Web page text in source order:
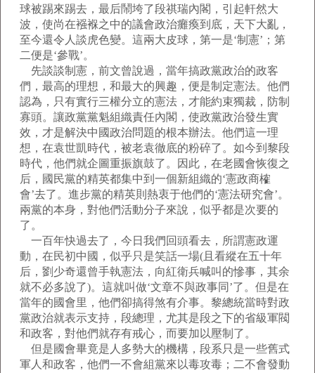
球被踢來踢去，最后鬧垮了段祺瑞內閣，引起軒然大
波，使尚在襁褓之中的議會政治癱瘓到底，天下大亂，
至今還令人談虎色變。這兩大皮球，第一是‘制憲’；第
二便是‘參戰’。
先談談制憲，前文曾說過，當年搞政黨政治的政客
們，最高的理想，和最大的興趣，便是制定憲法。他們
認為，只有實行三權分立的憲法，才能約束獨裁，防制
寡頭。讓政黨黨魁組織責任內閣，使政黨政治發生實
效，才是解決中國政治問題的根本辦法。他們這一理
想，在袁世凱時代，被老袁徹底的粉碎了。如今到黎段
時代，他們就企圖重振旗鼓了。因此，在老國會恢復之
后，國民黨的精英都集中到一個新組織的‘憲政商榷
會’去了。進步黨的精英則熱衷于他們的‘憲法研究會’。
兩黨的本身，對他們活動分子來說，似乎都是次要的
了。
一百年快過去了，今日我們回頭看去，所謂憲政運
動，在民初中國，似乎只是笑話一場(且看縱在五十年
后，劉少奇還曾手執憲法，向紅衛兵喊叫的慘事，其余
就不必多說了)。這就叫做‘文章不與政事同’了。但是在
當年的國會里，他們卻搞得煞有介事。黎總統當時對政
黨政治就表示支持，段總理，尤其是段之下的省級軍閥
和政客，對他們就存有戒心，而要加以壓制了。
但是國會畢竟是人多勢大的機構，段系只是一些舊式
軍人和政客，他們一不會組黨來以毒攻毒；二不會發動